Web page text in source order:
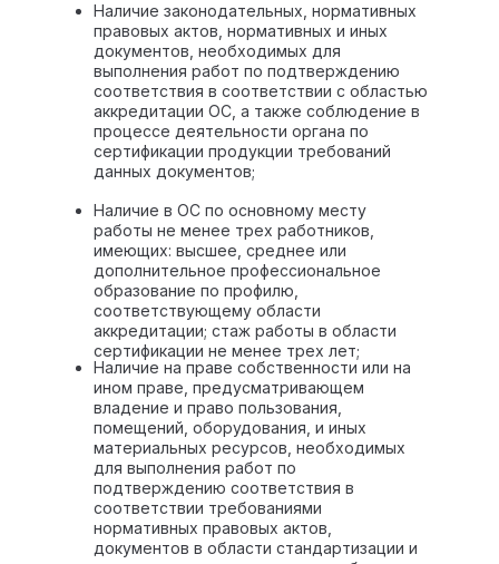
Наличие в ОС по основному месту
работы не менее трех работников,
имеющих: высшее, среднее или
дополнительное профессиональное
образование по профилю,
соответствующему области
аккредитации; стаж работы в области
сертификации не менее трех лет;
Наличие законодательных, нормативных
правовых актов, нормативных и иных
документов, необходимых для
выполнения работ по подтверждению
соответствия в соответствии с областью
аккредитации ОС, а также соблюдение в
процессе деятельности органа по
сертификации продукции требований
данных документов;
Наличие на праве собственности или на
ином праве, предусматривающем
владение и право пользования,
помещений, оборудования, и иных
материальных ресурсов, необходимых
для выполнения работ по
подтверждению соответствия в
соответствии требованиями
нормативных правовых актов,
документов в области стандартизации и